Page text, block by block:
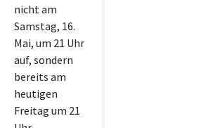
nicht am
Samstag, 16.
Mai, um 21 Uhr
auf, sondern
bereits am
heutigen
Freitag um 21